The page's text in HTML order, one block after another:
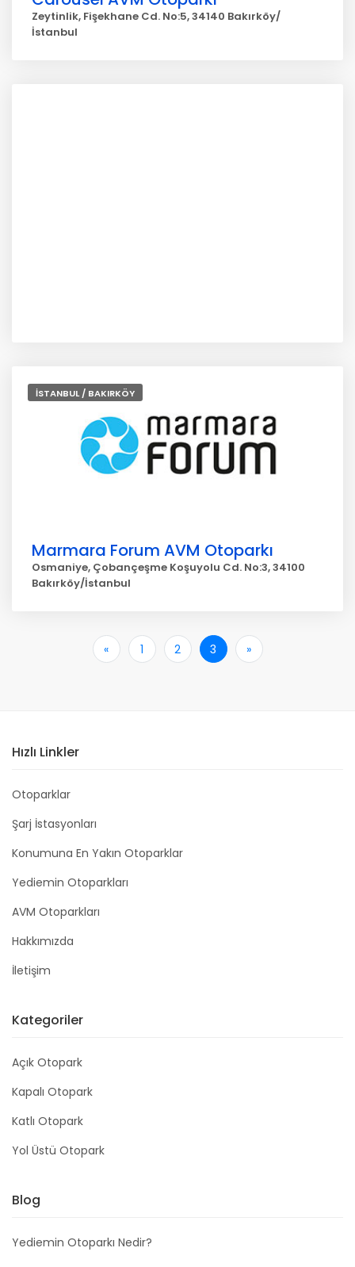
Zeytinlik, Fişekhane Cd. No:5, 34140 Bakırköy/
İstanbul
İSTANBUL / BAKIRKÖY
Marmara Forum AVM Otoparkı
Osmaniye, Çobançeşme Koşuyolu Cd. No:3, 34100
Bakırköy/İstanbul
« 1 2 3 » Son
Hızlı Linkler
Otoparklar
Şarj İstasyonları
Konumuna En Yakın Otoparklar
Yediemin Otoparkları
AVM Otoparkları
Hakkımızda
İletişim
Kategoriler
Açık Otopark
Kapalı Otopark
Katlı Otopark
Yol Üstü Otopark
Blog
Yediemin Otoparkı Nedir?